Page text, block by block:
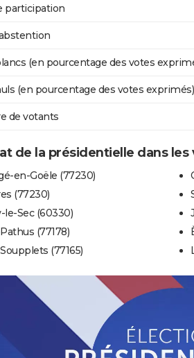
participation
(en pourcentage des votes
(en pourcentage des votes exprimés)
de votants
de la présidentielle dans
en-Goële (77230)
(77230)
le-Sec (60330)
(77178)
(77165)